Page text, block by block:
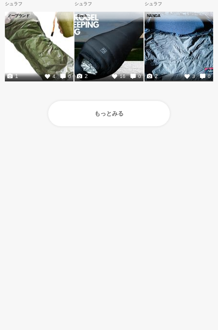
シュラフ
ノーブランド
4 0
1
シュラフ
4inch
16 0
2
シュラフ
NANGA
3 0
2
もっとみる